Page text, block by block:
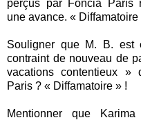
perçus par Foncia Paris
une avance. « Diffamatoire
Souligner que M. B. est
contraint de nouveau de
vacations contentieux »
Paris ? « Diffamatoire » !
Mentionner que